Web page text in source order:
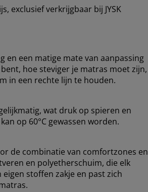
exclusief verkrijgbaar bij JYSK
en een matige mate van aanpassing
hoe steviger je matras moet zijn,
in een rechte lijn te houden.
wat druk op spieren en
op 60°C gewassen worden.
de combinatie van comfortzones en
en polyetherschuim, die elk
stoffen zakje en past zich